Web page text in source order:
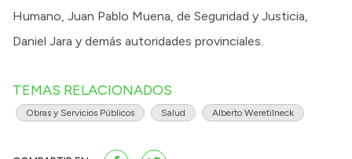
Humano, Juan Pablo Muena, de Seguridad y Justicia,
Daniel Jara y demás autoridades provinciales.
TEMAS RELACIONADOS
Obras y Servicios Públicos Salud Alberto Weretilneck